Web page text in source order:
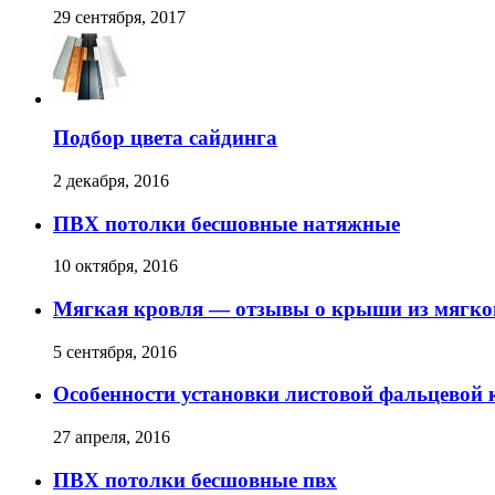
29 сентября, 2017
Подбор цвета сайдинга
2 декабря, 2016
ПВХ потолки бесшовные натяжные
10 октября, 2016
Мягкая кровля — отзывы о крыши из
5 сентября, 2016
Особенности установки листовой фальцевой
27 апреля, 2016
ПВХ потолки бесшовные пвх